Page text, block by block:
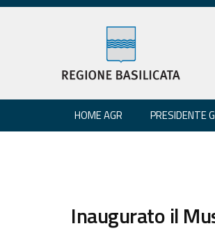
HOME AGR PRESIDENTE
Inaugurato il